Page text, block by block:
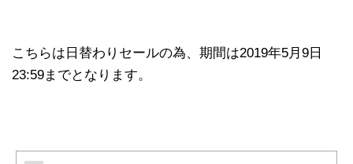
こちらは日替わりセールの為、期間は2019年5月9日
23:59までとなります。